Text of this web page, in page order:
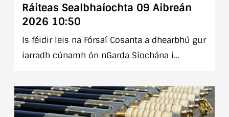
Ráiteas Sealbhaíochta 09 Aibreán
2026 10:50
Is féidir leis na Fórsaí Cosanta a dhearbhú gur
iarradh cúnamh ón nGarda Síochána i